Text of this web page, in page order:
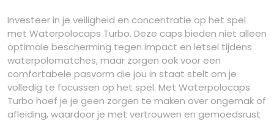
Investeer in je veiligheid en concentratie op het spel
met Waterpolocaps Turbo. Deze caps bieden niet alleen
optimale bescherming tegen impact en letsel tijdens
waterpolomatches, maar zorgen ook voor een
comfortabele pasvorm die jou in staat stelt om je
volledig te focussen op het spel. Met Waterpolocaps
Turbo hoef je je geen zorgen te maken over ongemak of
afleiding, waardoor je met vertrouwen en gemoedsrust